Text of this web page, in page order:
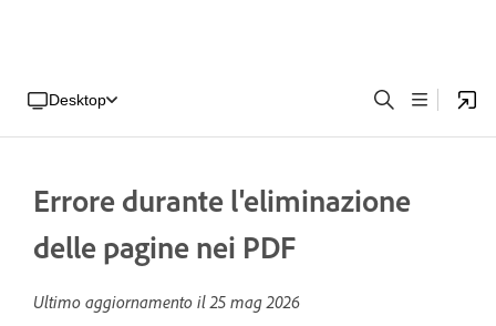
Desktop
Errore durante l'eliminazione
delle pagine nei PDF
Ultimo aggiornamento il25 mag 2026